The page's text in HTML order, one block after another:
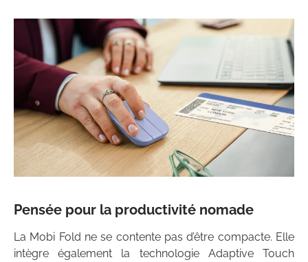
Pensée pour la productivité nomade
La Mobi Fold ne se contente pas d’être compacte. Elle
intègre également la technologie Adaptive Touch